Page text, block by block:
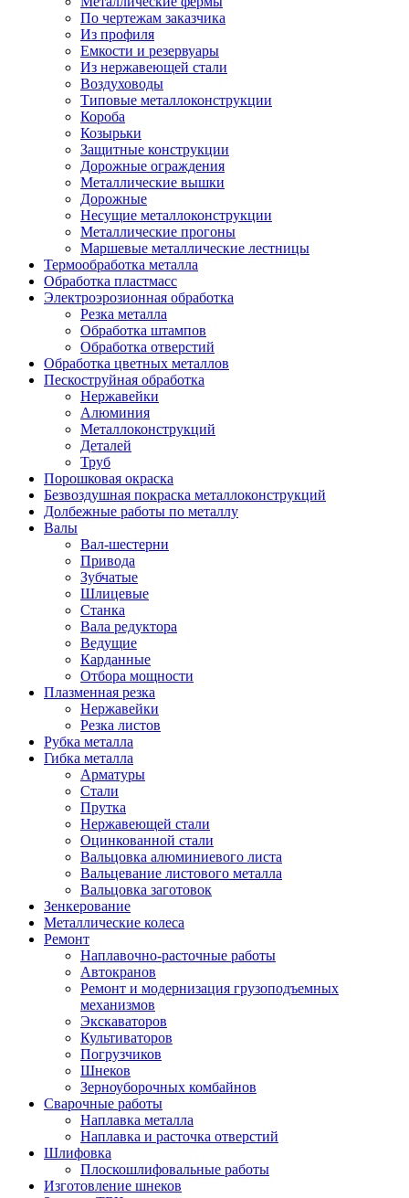
По чертежам заказчика
Из профиля
Емкости и резервуары
Из нержавеющей стали
Воздуховоды
Типовые металлоконструкции
Короба
Козырьки
Защитные конструкции
Дорожные ограждения
Металлические вышки
Дорожные
Несущие металлоконструкции
Металлические прогоны
Маршевые металлические лестницы
Термообработка металла
Обработка пластмасс
Электроэрозионная обработка
Резка металла
Обработка штампов
Обработка отверстий
Обработка цветных металлов
Пескоструйная обработка
Нержавейки
Алюминия
Металлоконструкций
Деталей
Труб
Порошковая окраска
Безвоздушная покраска металлоконструкций
Долбежные работы по металлу
Валы
Вал-шестерни
Привода
Зубчатые
Шлицевые
Станка
Вала редуктора
Ведущие
Карданные
Отбора мощности
Плазменная резка
Нержавейки
Резка листов
Рубка металла
Гибка металла
Арматуры
Стали
Прутка
Нержавеющей стали
Оцинкованной стали
Вальцовка алюминиевого листа
Вальцевание листового металла
Вальцовка заготовок
Зенкерование
Металлические колеса
Ремонт
Наплавочно-расточные работы
Автокранов
Ремонт и модернизация грузоподъемных
механизмов
Экскаваторов
Культиваторов
Погрузчиков
Шнеков
Зерноуборочных комбайнов
Сварочные работы
Наплавка металла
Наплавка и расточка отверстий
Шлифовка
Плоскошлифовальные работы
Изготовление шнеков